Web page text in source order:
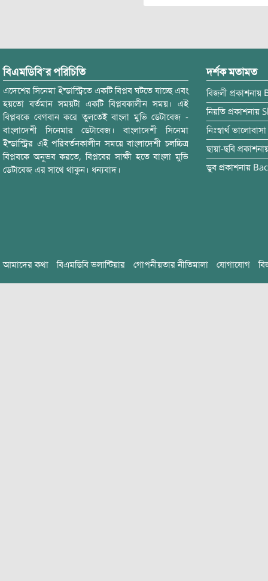
বিএমডিবি’র পরিচিতি
এদেশের সিনেমা ইন্ডাস্ট্রিতে একটি বিপ্লব ঘটতে যাচ্ছে এবং
হয়তো বর্তমান সময়টা একটি বিপ্লবকালীন সময়। এই
বিপ্লবকে বেগবান করে তুলতেই বাংলা মুভি ডেটাবেজ -
বাংলাদেশী সিনেমার ডেটাবেজ। বাংলাদেশী সিনেমা
ইন্ডাস্ট্রির এই পরিবর্তনকালীন সময়ে বাংলাদেশী চলচ্চিত্র
বিপ্লবকে অনুভব করতে, বিপ্লবের সাক্ষী হতে বাংলা মুভি
ডেটাবেজ এর সাথে থাকুন। ধন্যবাদ।
দর্শক মতামত
বিজলী প্রকাশনায়
নিয়তি প্রকাশনায়
নিঃস্বার্থ ভালোবাসা
ছায়া-ছবি
ডুব প্রকাশনায়
আমাদের কথা বিএমডিবি ভলান্টিয়ার গোপনীয়তার নীতিমালা যোগাযোগ